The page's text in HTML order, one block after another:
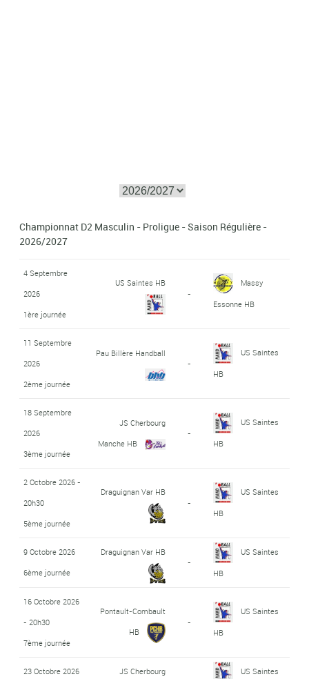
Championnat D2 Masculin - Proligue - Saison Régulière -
2026/2027
4 Septembre
2026
1ère journée
US Saintes HB
-
Massy
Essonne HB
11 Septembre
2026
2ème journée
Pau Billère Handball
-
US Saintes
HB
18 Septembre
2026
3ème journée
JS Cherbourg
Manche HB
-
US Saintes
HB
2 Octobre 2026 -
20h30
5ème journée
Draguignan Var HB
-
US Saintes
HB
9 Octobre 2026
6ème journée
Draguignan Var HB
-
US Saintes
HB
16 Octobre 2026
- 20h30
7ème journée
Pontault-Combault
HB
-
US Saintes
HB
23 Octobre 2026
JS Cherbourg
US Saintes